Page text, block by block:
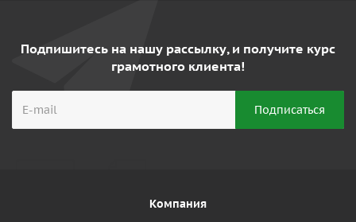
Подпишитесь на нашу рассылку, и получите курс
грамотного клиента!
Компания